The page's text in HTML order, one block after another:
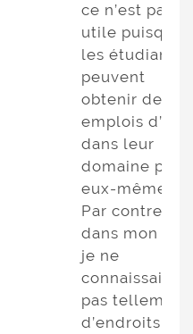
ce n’est pas
utile puisque
les étudiants
peuvent
obtenir des
emplois d’été
dans leur
domaine par
eux-mêmes.
Par contre,
dans mon cas,
je ne
connaissais
pas tellement
d’endroits où